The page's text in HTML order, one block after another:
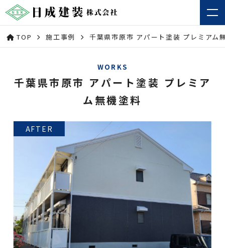
TOP 施工事例 千葉県市原市 アパート塗装 プレミアム
WORKS
千葉県市原市 アパート塗装 プレミア
ム無機塗料